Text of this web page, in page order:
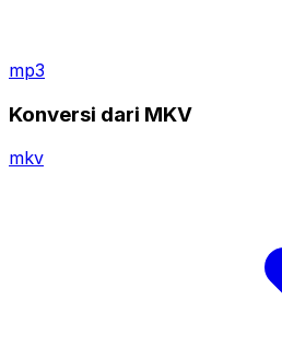
mp3
Konversi dari MKV
mkv